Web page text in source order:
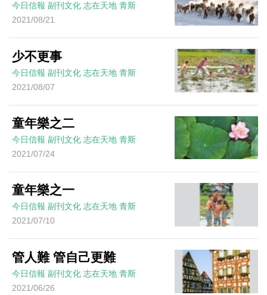
今日信報 副刊文化 志在天地 青斯
2021/08/21
少不更事
今日信報 副刊文化 志在天地 青斯
2021/08/07
童年樂之二
今日信報 副刊文化 志在天地 青斯
2021/07/24
童年樂之一
今日信報 副刊文化 志在天地 青斯
2021/07/10
管人難 管自己更難
今日信報 副刊文化 志在天地 青斯
2021/06/26